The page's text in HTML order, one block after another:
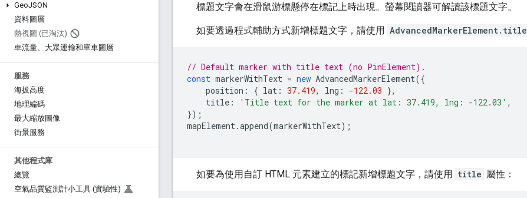
GeoJSON
資料圖層
熱視圖 (已淘汰)
車流量、大眾運輸和單車圖層
服務
海拔高度
地理編碼
最大縮放圖像
街景服務
其他程式庫
總覽
空氣品質監測計小工具 (實驗性)
標題文字會在滑鼠游標懸停在標記上時出現。螢幕閱讀器可解讀該標題文字。
如要透過程式輔助方式新增標題文字，請使用 AdvancedMarkerElement.title
// Default marker with title text (no PinElement).
const markerWithText = new AdvancedMarkerElement({
position : { lat : 37.419, lng : -122.03 },
title : 'Title text for the marker at lat: 37.419, lng: -122.03' ,
});
mapElement.append(markerWithText);
如要為使用自訂 HTML 元素建立的標記新增標題文字，請使用 title 屬性：